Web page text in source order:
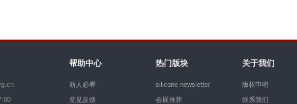
帮助中心
新人必看
意见反馈
热门版块
silicone newsletter
会展推荐
关于我们
版权申明
联系我们